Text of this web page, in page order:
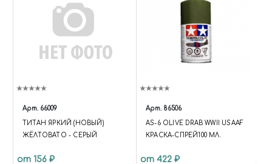
Арт. 66009
ТИТАН ЯРКИЙ (НОВЫЙ)
ЖЁЛТОВАТО - СЕРЫЙ
от 156 ₽
Арт. 86506
AS-6 OLIVE DRAB WWII USAAF
КРАСКА-СПРЕЙ100 МЛ.
от 422 ₽